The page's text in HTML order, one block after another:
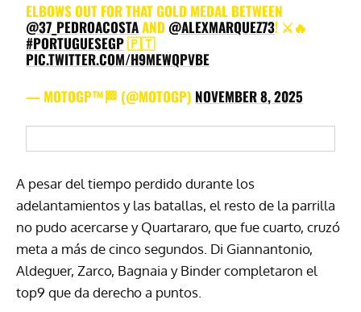
ELBOWS OUT FOR THAT GOLD MEDAL BETWEEN
@37_PEDROACOSTAAND @ALEXMARQUEZ73! ⚔️🔥
#PORTUGUESEGP🇵🇹
PIC.TWITTER.COM/H9MEWQPVBE
— MOTOGP™🏁 (@MOTOGP) NOVEMBER 8, 2025
A pesar del tiempo perdido durante los
adelantamientos y las batallas, el resto de la parrilla
no pudo acercarse y Quartararo, que fue cuarto, cruzó
meta a más de cinco segundos. Di Giannantonio,
Aldeguer, Zarco, Bagnaia y Binder completaron el
top9 que da derecho a puntos.